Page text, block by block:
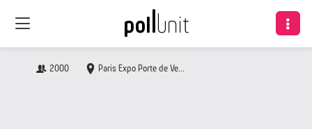
2000 Paris Expo Porte de Versailles